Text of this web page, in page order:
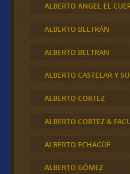
ALBERTO ANGEL EL
ALBERTO BELTRÁN
ALBERTO BELTRAN
ALBERTO CASTELAR Y
ALBERTO CORTEZ
ALBERTO CORTEZ &
ALBERTO ECHAGÜE
ALBERTO GÓMEZ